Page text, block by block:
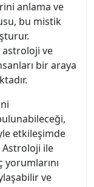
anlama ve
bu mistik
ve
bir araya
etkileşimde
Astroloji ile
ve